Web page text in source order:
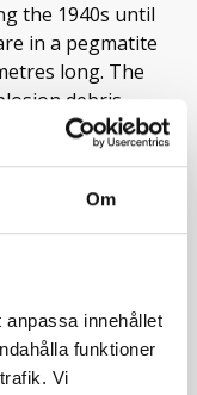
Om
innehållet
funktioner
Vi
the 1940s until
in a pegmatite
long. The
debris
proportion of
because
a coating of
off with
souvenirs, but
out from the